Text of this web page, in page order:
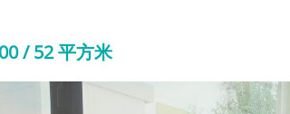
/ 52 平方米